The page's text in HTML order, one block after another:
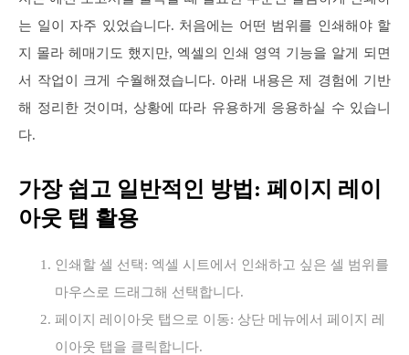
는 일이 자주 있었습니다. 처음에는 어떤 범위를 인쇄해야 할
지 몰라 헤매기도 했지만, 엑셀의 인쇄 영역 기능을 알게 되면
서 작업이 크게 수월해졌습니다. 아래 내용은 제 경험에 기반
해 정리한 것이며, 상황에 따라 유용하게 응용하실 수 있습니
다.
가장 쉽고 일반적인 방법: 페이지 레이
아웃 탭 활용
인쇄할 셀 선택: 엑셀 시트에서 인쇄하고 싶은 셀 범위를
마우스로 드래그해 선택합니다.
페이지 레이아웃 탭으로 이동: 상단 메뉴에서 페이지 레
이아웃 탭을 클릭합니다.